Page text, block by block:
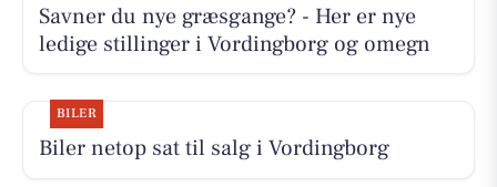
Savner du nye græsgange? - Her er nye
ledige stillinger i Vordingborg og omegn
BILER
Biler netop sat til salg i Vordingborg